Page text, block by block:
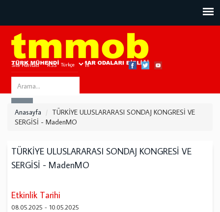
Site Haritası RSS Bize Ulaşın
Search
this
site
Anasayfa
TÜRKİYE ULUSLARARASI SONDAJ KONGRESİ VE
SERGİSİ - MadenMO
TÜRKİYE ULUSLARARASI SONDAJ KONGRESİ VE
SERGİSİ - MadenMO
Etkinlik Tarihi
08.05.2025 -10.05.2025